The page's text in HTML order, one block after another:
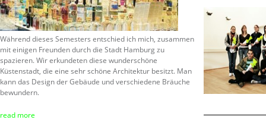
Während dieses Semesters entschied ich mich, zusammen
mit einigen Freunden durch die Stadt Hamburg zu
spazieren. Wir erkundeten diese wunderschöne
Küstenstadt, die eine sehr schöne Architektur besitzt. Man
kann das Design der Gebäude und verschiedene Bräuche
bewundern.
read more